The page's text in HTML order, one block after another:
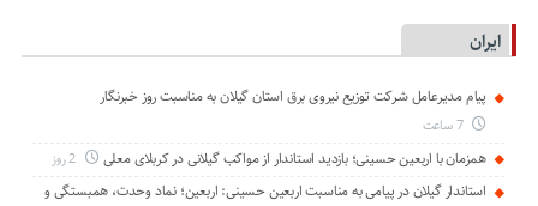
ایران
پیام مدیرعامل شركت توزیع نیروی برق استان گیلان به مناسبت روز خبرنگار ‌
7 ساعت
همزمان با اربعین حسینی؛ بازدید استاندار از مواکب گیلانی در کربلای معلی 2 روز
استاندار گیلان در پیامی به مناسبت اربعین حسینی: اربعین؛ نماد وحدت، همبستگی و